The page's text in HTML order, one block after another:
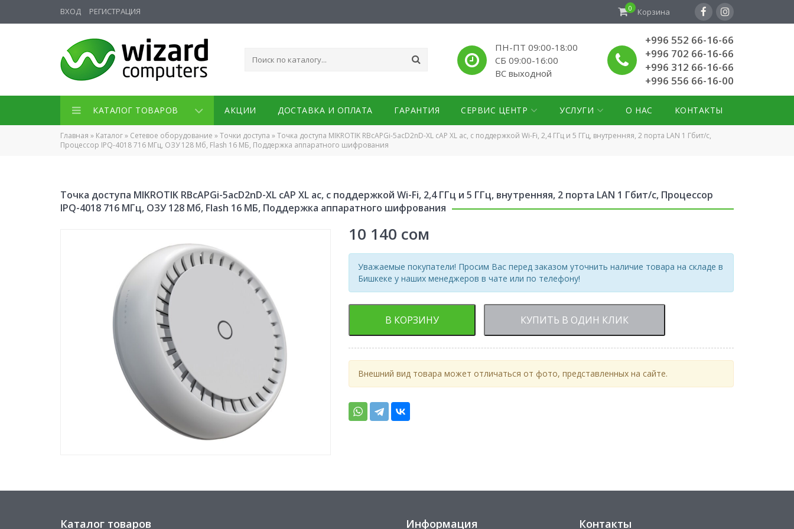
ВХОД РЕГИСТРАЦИЯ 0 Корзина
ПН-ПТ 09:00-18:00
СБ 09:00-16:00
ВС выходной
+996 552 66-16-66
+996 702 66-16-66
+996 312 66-16-66
+996 556 66-16-00
КАТАЛОГ ТОВАРОВ АКЦИИ ДОСТАВКА И ОПЛАТА ГАРАНТИЯ СЕРВИС ЦЕНТР УСЛУГИ О НАС КОНТАКТЫ
Главная » Каталог» Сетевое оборудование »Точки доступа »Точка доступа MIKROTIK RBcAPGi-5acD2nD-XL cAP XL ac, с поддержкой Wi-Fi, 2,4 ГГц и 5 ГГц, внутренняя, 2 порта LAN 1 Гбит/с,
Процессор IPQ-4018 716 МГц, ОЗУ 128 Мб, Flash 16 МБ, Поддержка аппаратного шифрования
Точка доступа MIKROTIK RBcAPGi-5acD2nD-XL cAP XL ac, с поддержкой Wi-Fi, 2,4 ГГц и 5 ГГц, внутренняя, 2 порта LAN 1 Гбит/с, Процессор
IPQ-4018 716 МГц, ОЗУ 128 Мб, Flash 16 МБ, Поддержка аппаратного шифрования
10 140 сом
Уважаемые покупатели! Просим Вас перед заказом уточнить наличие товара на складе в
Бишкеке у наших менеджеров в чате или по телефону!
В КОРЗИНУ КУПИТЬ В ОДИН КЛИК
Внешний вид товара может отличаться от фото, представленных на сайте.
Каталог товаров Информация Контакты